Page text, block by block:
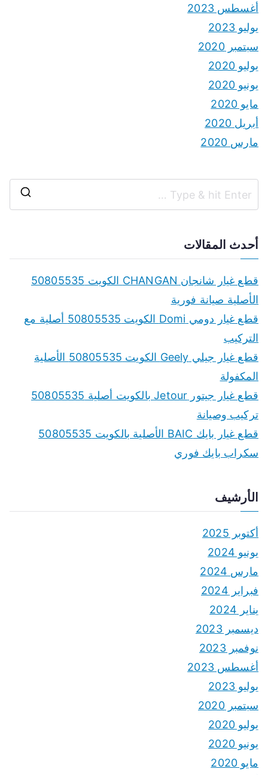
أغسطس 2023
يوليو 2023
سبتمبر 2020
يوليو 2020
يونيو 2020
مايو 2020
أبريل 2020
مارس 2020
r
أحدث المقالات
قطع غيار شانجان CHANGAN الكويت 50805535
الأصلية صيانة فورية
قطع غيار دومي Domi الكويت 50805535 أصلية مع
التركيب
قطع غيار جيلي Geely الكويت 50805535 الأصلية
المكفولة
قطع غيار جيتور Jetour بالكويت أصلية 50805535
تركيب وصيانة
قطع غيار بايك BAIC الأصلية بالكويت 50805535
سكراب بايك فوري
الأرشيف
أكتوبر 2025
يونيو 2024
مارس 2024
فبراير 2024
يناير 2024
ديسمبر 2023
نوفمبر 2023
أغسطس 2023
يوليو 2023
سبتمبر 2020
يوليو 2020
يونيو 2020
مايو 2020